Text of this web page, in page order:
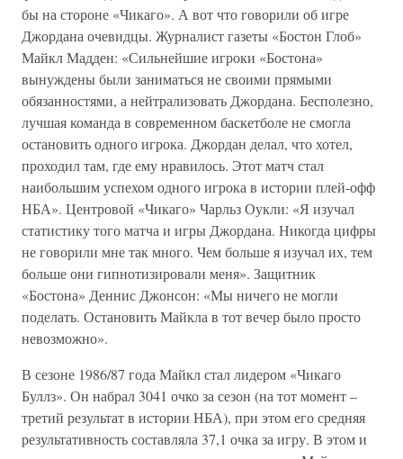
бы на стороне «Чикаго». А вот что говорили об игре
Джордана очевидцы. Журналист газеты «Бостон Глоб»
Майкл Мадден: «Сильнейшие игроки «Бостона»
вынуждены были заниматься не своими прямыми
обязанностями, а нейтрализовать Джордана. Бесполезно,
лучшая команда в современном баскетболе не смогла
остановить одного игрока. Джордан делал, что хотел,
проходил там, где ему нравилось. Этот матч стал
наибольшим успехом одного игрока в истории плей-офф
НБА». Центровой «Чикаго» Чарльз Оукли: «Я изучал
статистику того матча и игры Джордана. Никогда цифры
не говорили мне так много. Чем больше я изучал их, тем
больше они гипнотизировали меня». Защитник
«Бостона» Деннис Джонсон: «Мы ничего не могли
поделать. Остановить Майкла в тот вечер было просто
невозможно».
В сезоне 1986/87 года Майкл стал лидером «Чикаго
Буллз». Он набрал 3041 очко за сезон (на тот момент –
третий результат в истории НБА), при этом его средняя
результативность составляла 37,1 очка за игру. В этом и